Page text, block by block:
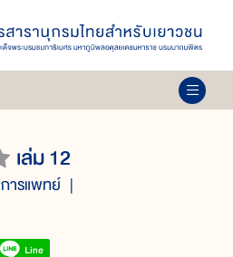
เล่ม 12
การแพทย์